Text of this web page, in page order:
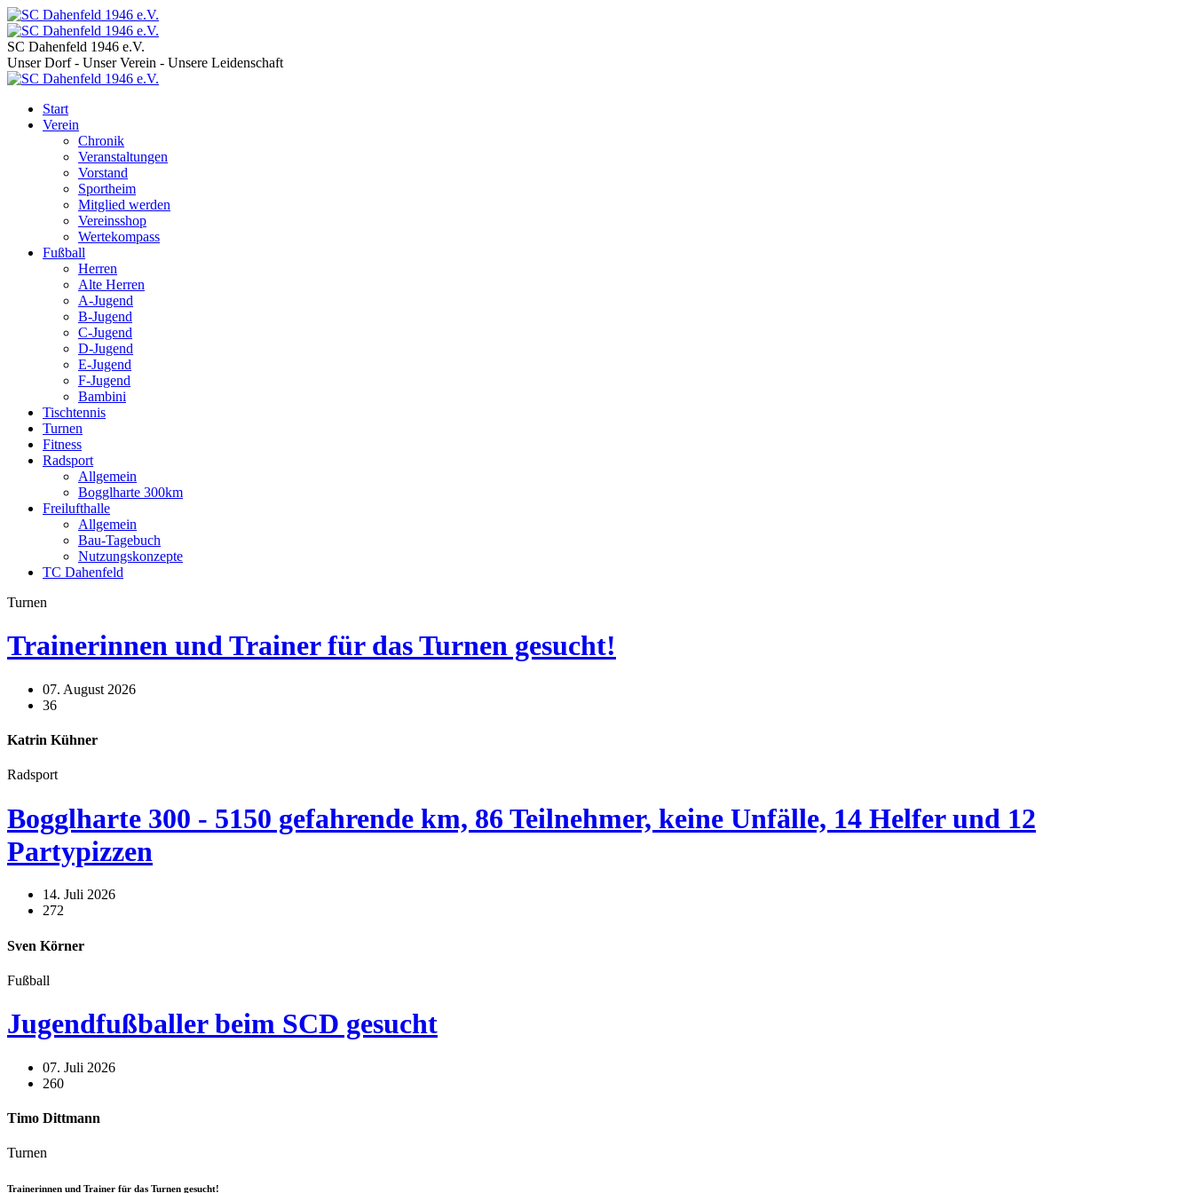
SC Dahenfeld 1946 e.V.
Unser Dorf - Unser Verein - Unsere Leidenschaft
Start
Verein
Chronik
Veranstaltungen
Vorstand
Sportheim
Mitglied werden
Vereinsshop
Wertekompass
Fußball
Herren
Alte Herren
A-Jugend
B-Jugend
C-Jugend
D-Jugend
E-Jugend
F-Jugend
Bambini
Tischtennis
Turnen
Fitness
Radsport
Allgemein
Bogglharte 300km
Freilufthalle
Allgemein
Bau-Tagebuch
Nutzungskonzepte
TC Dahenfeld
Turnen
Trainerinnen und Trainer für das Turnen gesucht!
07. August 2026
36
Katrin Kühner
Radsport
Bogglharte 300 - 5150 gefahrende km, 86 Teilnehmer, keine Unfälle, 14 Helfer und 12
Partypizzen
14. Juli 2026
272
Sven Körner
Fußball
Jugendfußballer beim SCD gesucht
07. Juli 2026
260
Timo Dittmann
Turnen
Trainerinnen und Trainer für das Turnen gesucht!